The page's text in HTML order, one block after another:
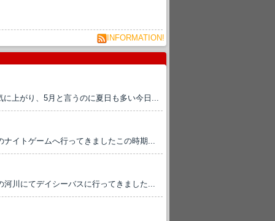
INFORMATION!
上がり、5月と言うのに夏日も多い今日...
イトゲームへ行ってきましたこの時期...
川にてデイシーバスに行ってきました...